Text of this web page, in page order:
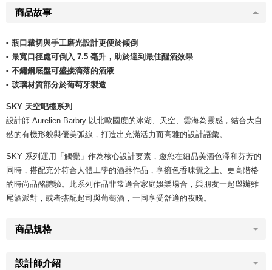
商品故事
• 瓶口裁切與手工磨光設計更便於傾倒
• 最寬口徑處可倒入 7.5 毫升，助於達到最佳醒酒效果
• 不鏽鋼底盤可盛接滴落的酒液
• 玻璃材質部分於葡萄牙製造
SKY 天空吧檯系列
設計師 Aurelien Barbry 以北歐國度的冰湖、天空、雲海為靈感，結合大自
然的有機形貌與優美弧線，打造出充滿活力而高雅的設計語彙。
SKY 系列運用「觸覺」作為核心設計要素，邀您在細品美酒色澤和芬芳的
同時，搭配充分符合人體工學的酒器作品，享擁色香味覺之上、更高階格
的時尚品酩體驗。此系列作品非常適合家庭娛樂場合，與朋友一起舉辦雞
尾酒派對，或者搭配起司與葡萄酒，一同享受舒適的夜晚。
商品規格
設計師介紹